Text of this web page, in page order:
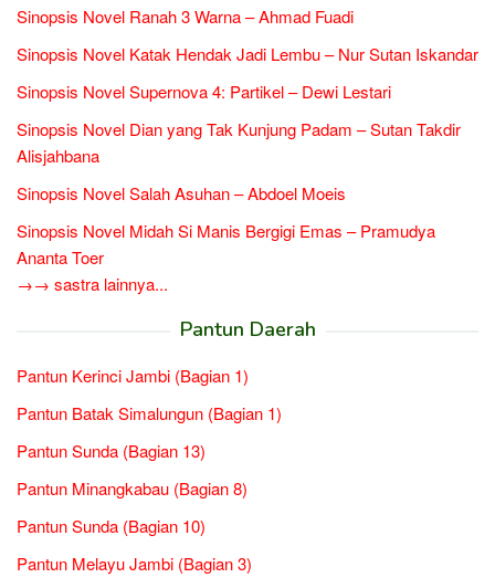
Sinopsis Novel Ranah 3 Warna – Ahmad Fuadi
Sinopsis Novel Katak Hendak Jadi Lembu – Nur Sutan Iskandar
Sinopsis Novel Supernova 4: Partikel – Dewi Lestari
Sinopsis Novel Dian yang Tak Kunjung Padam – Sutan Takdir
Alisjahbana
Sinopsis Novel Salah Asuhan – Abdoel Moeis
Sinopsis Novel Midah Si Manis Bergigi Emas – Pramudya
Ananta Toer
→→ sastra lainnya...
Pantun Daerah
Pantun Kerinci Jambi (Bagian 1)
Pantun Batak Simalungun (Bagian 1)
Pantun Sunda (Bagian 13)
Pantun Minangkabau (Bagian 8)
Pantun Sunda (Bagian 10)
Pantun Melayu Jambi (Bagian 3)